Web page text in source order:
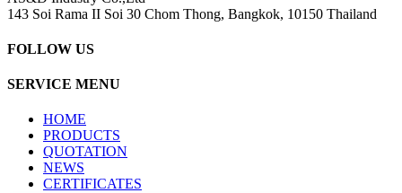
143 Soi Rama II Soi 30 Chom Thong, Bangkok, 10150 Thailand
FOLLOW US
SERVICE MENU
HOME
PRODUCTS
QUOTATION
NEWS
CERTIFICATES